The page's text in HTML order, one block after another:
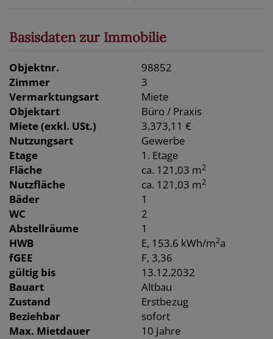
Basisdaten zur Immobilie
Objektnr.
98852
Zimmer
3
Vermarktungsart
Miete
Objektart
Büro / Praxis
Miete (exkl. USt.)
3.373,11 €
Nutzungsart
Gewerbe
Etage
1. Etage
Fläche
ca. 121,03 m2
Nutzfläche ca. 121,03 m2
Bäder
1
WC
2
Abstellräume
1
HWB
E, 153.6 kWh/m2a
fGEE
F, 3,36
gültig bis
13.12.2032
Bauart
Altbau
Zustand
Erstbezug
Beziehbar
sofort
Max. Mietdauer
10 Jahre